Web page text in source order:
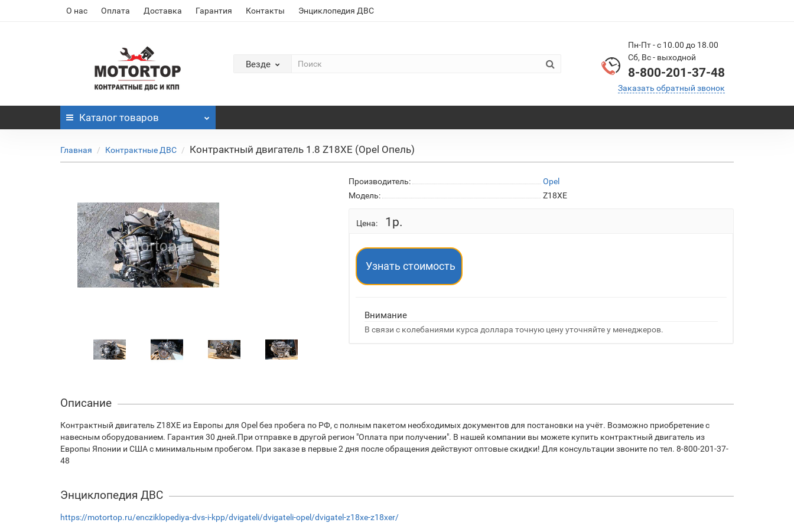
О нас Оплата Доставка Гарантия Контакты Энциклопедия ДВС
Везде
Пн-Пт - с 10.00 до 18.00
Сб, Вс - выходной
8-800-201-37-48
Заказать обратный звонок
Каталог товаров
Главная Контрактные ДВС Контрактный двигатель 1.8 Z18XE (Opel Опель)
Производитель:
Opel
Модель:
Z18XE
Цена: 1р.
Узнать стоимость
Внимание
В связи с колебаниями курса доллара точную цену уточняйте у менеджеров.
Описание
Контрактный двигатель Z18XE из Европы для Opel без пробега по РФ, с полным пакетом необходимых документов для постановки на учёт. Возможно приобретение с
навесным оборудованием. Гарантия 30 дней.При отправке в другой регион "Оплата при получении". В нашей компании вы можете купить контрактный двигатель из
Европы Японии и США с минимальным пробегом. При заказе в первые 2 дня после обращения действуют оптовые скидки! Для консультации звоните по тел. 8-800-201-37-
48
Энциклопедия ДВС
https://motortop.ru/encziklopediya-dvs-i-kpp/dvigateli/dvigateli-opel/dvigatel-z18xe-z18xer/